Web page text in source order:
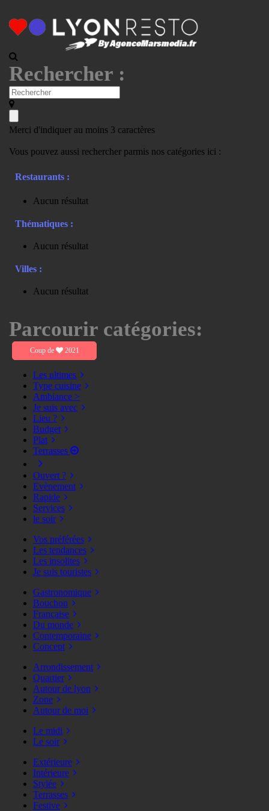
Rechercher :
Merci d'indiquer au moins 3 caractères
Vous pouvez aussi rechercher parmis nos catégories ici :
Restaurants :
Aucun résultat
Thématiques :
Aucun résultat
Villes :
Aucun résultat
Parcourir catégories:
Coup de 2021
Les ultimes
Type cuisine
Ambiance >
Je suis avec
Lieu ?
Budget
Plat
Terrasses
Ouvert ?
Evènement
Rapide
Services
le soir
Vos préférées
Les tendances
Les insolites
Je suis touristes
Gastronomique
Bouchon
Française
Du monde
Contemporaine
Concept
Arrondissement
Quartier
Autour de lyon
Zone
Autour de moi
Le midi
Le soir
Extérieure
Intérieure
Stylée
Terrasses
Festive